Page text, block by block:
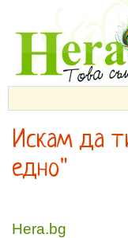
Искам да
едно"
Hera.bg